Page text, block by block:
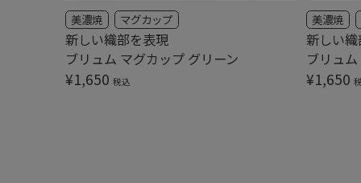
ブリュム マグカップ グリーン
美濃焼 マグカップ
¥1,650 税込
新しい織部を表現
ブリュ
美濃焼
¥1,650
新しい